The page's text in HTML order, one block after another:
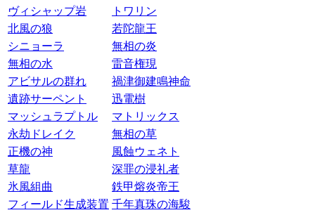
ヴィシャップ岩
トワリン
北風の狼
若陀龍王
シニョーラ
無相の炎
無相の水
雷音権現
アビサルの群れ
禍津御建鳴神命
遺跡サーペント
迅電樹
マッシュラプトル
マトリックス
永劫ドレイク
無相の草
正機の神
風蝕ウェネト
草龍
深罪の浸礼者
氷風組曲
鉄甲熔炎帝王
フィールド生成装置 千年真珠の海駿